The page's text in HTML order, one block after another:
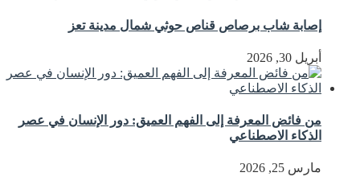
إصابة شاب برصاص قناص حوثي شمال مدينة تعز
أبريل 30, 2026
من فائض المعرفة إلى الفهم العميق: دور الإنسان في عصر
الذكاء الاصطناعي
مارس 25, 2026